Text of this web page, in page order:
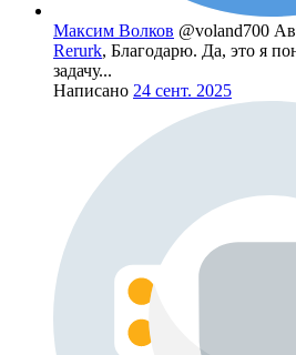
Maксим Волков @voland700
Rerurk, Благодарю. Да, это я
задачу...
Написано 24 сент. 2025